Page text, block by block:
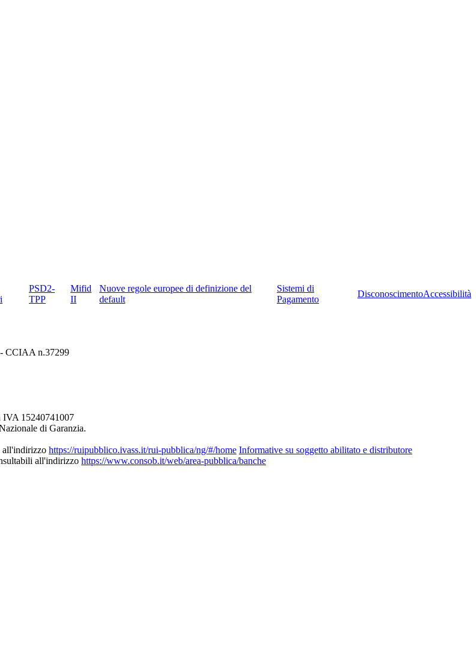
PSD2-
TPP
Mifid
II
Nuove regole europee di definizione del
default
Sistemi di
Pagamento
DisconoscimentoAccessibilità
- CCIAA n.37299
IVA 15240741007
di Garanzia.
all'indirizzo https://ruipubblico.ivass.it/rui-pubblica/ng/#/home Informative su soggetto abilitato e distributore
all'indirizzo https://www.consob.it/web/area-pubblica/banche